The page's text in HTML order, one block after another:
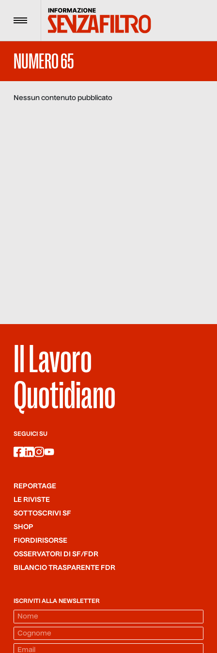
Menu
NUMERO 65
Nessun contenuto pubblicato
Il Lavoro
Quotidiano
SEGUICI SU
facebook
linkedin
instagram
youtube
REPORTAGE
LE RIVISTE
SOTTOSCRIVI SF
SHOP
FIORDIRISORSE
OSSERVATORI DI SF/FDR
BILANCIO TRASPARENTE FDR
ISCRIVITI ALLA NEWSLETTER